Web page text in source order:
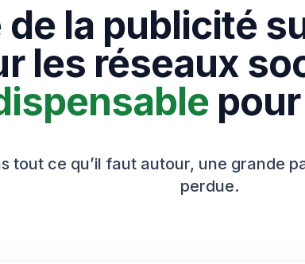
de la publicité
les réseaux
pour
tout ce qu’il faut autour, une grande
perdue.